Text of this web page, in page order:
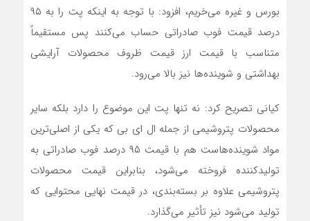
بورس و غیره می‌خریم، افزود: با توجه به اینکه پت را به ۹۵
درصد قیمت فوب صادراتی حساب می‌کنند پس مستقیماً
متناسب با قیمت ارز قیمت ظروف محصولات آرایشی
بهداشتی و شوینده‌ها نیز بالا می‌رود.
کیانی تصریح کرد: نه تنها پت این موضوع را دارد بلکه سایر
محصولات پتروشیمی از جمله ال ای بی که یکی از اصلی‌ترین
مواد شوینده‌هاست هم با قیمت ۹۵ درصد فوب صادراتی به
تولیدکننده فروخته می‌شود، بنابراین قیمت محصولات
پتروشیمی علاوه بر بسته‌بندی، در قیمت نهایی محتوایی که
تولید می‌شود نیز تأثیر می‌گذارد.